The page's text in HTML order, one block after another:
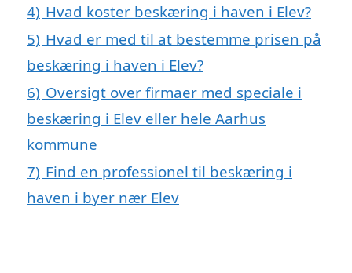
4) Hvad koster beskæring i haven i Elev?
5) Hvad er med til at bestemme prisen på
beskæring i haven i Elev?
6) Oversigt over firmaer med speciale i
beskæring i Elev eller hele Aarhus
kommune
7) Find en professionel til beskæring i
haven i byer nær Elev